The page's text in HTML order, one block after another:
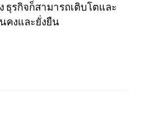
ธุรกิจก็สามารถเติบโตและ
คงและยั่งยืน